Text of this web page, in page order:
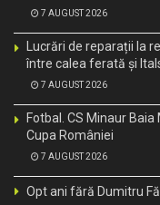
7 AUGUST 2026
Lucrări de reparații la
între calea ferată și
7 AUGUST 2026
Fotbal. CS Minaur
Cupa României
7 AUGUST 2026
Opt ani fără Dumitru